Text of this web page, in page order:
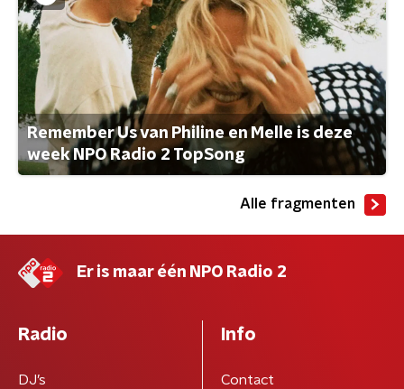
Remember Us van Philine en Melle is deze
week NPO Radio 2 TopSong
Alle fragmenten
Er is maar één NPO Radio 2
Radio
DJ’s
Info
Contact